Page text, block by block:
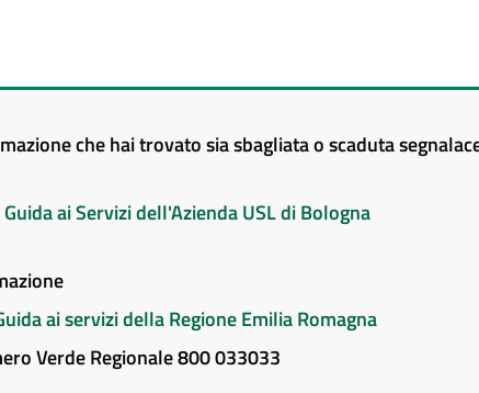
che hai trovato sia sbagliata o scaduta
ai Servizi dell'Azienda USL di Bologna
ai servizi della Regione Emilia Romagna
Verde Regionale 800 033033